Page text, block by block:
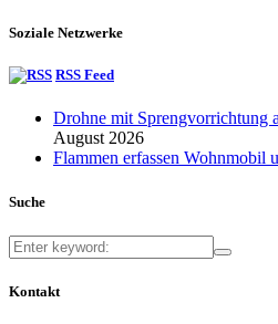
Soziale Netzwerke
RSS Feed
Drohne mit Sprengvorrichtung
August 2026
Flammen erfassen Wohnmobil
Suche
Kontakt